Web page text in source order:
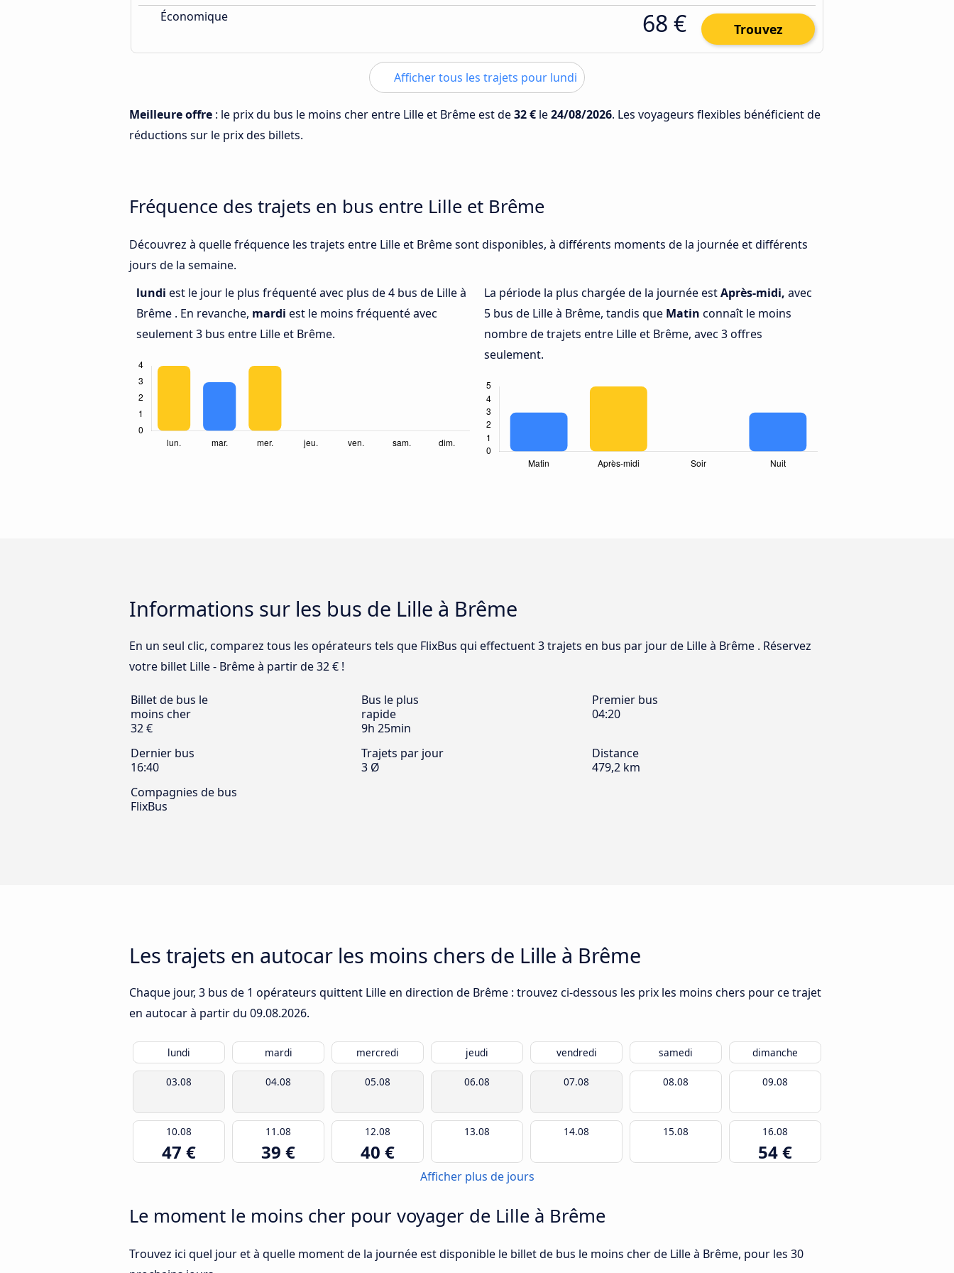
Économique 68 € Trouvez
Afficher tous les trajets pour lundi
Meilleure offre : le prix du bus le moins cher entre Lille et Brême est de32 € le24/08/2026. Les voyageurs flexibles bénéficient de
réductions sur le prix des billets.
Fréquence des trajets en bus entre Lille et Brême
Découvrez à quelle fréquence les trajets entre Lille et Brême sont disponibles, à différents moments de la journée et différents
jours de la semaine.
lundi est le jour le plus fréquenté avec plus de 4 bus de Lille à
Brême . En revanche, mardi est le moins fréquenté avec
seulement 3 bus entre Lille et Brême.
La période la plus chargée de la journée estAprès-midi, avec
5 bus de Lille à Brême, tandis que Matin connaît le moins
nombre de trajets entre Lille et Brême, avec 3 offres
seulement.
Informations sur les bus de Lille à Brême
En un seul clic, comparez tous les opérateurs tels que FlixBus qui effectuent 3 trajets en bus par jour de Lille à Brême . Réservez
votre billet Lille - Brême à partir de 32 € !
Billet de bus le
moins cher
32 €
Bus le plus
rapide
9h 25min
Premier bus
04:20
Dernier bus
16:40
Trajets par jour
3 Ø
Distance
479,2 km
Compagnies de bus
FlixBus
Les trajets en autocar les moins chers de Lille à Brême
Chaque jour, 3 bus de 1 opérateurs quittent Lille en direction de Brême : trouvez ci-dessous les prix les moins chers pour ce trajet
en autocar à partir du 09.08.2026.
lundi mardi mercredi jeudi vendredi samedi dimanche
03.08 04.08 05.08 06.08 07.08 08.08 09.08
10.08
47 €
11.08
39 €
12.08
40 €
13.08 14.08 15.08 16.08
54 €
Afficher plus de jours
Le moment le moins cher pour voyager de Lille à Brême
Trouvez ici quel jour et à quelle moment de la journée est disponible le billet de bus le moins cher de Lille à Brême, pour les 30